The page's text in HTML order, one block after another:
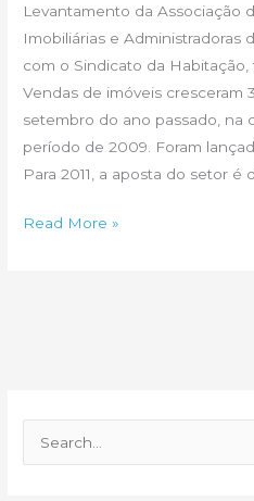
Levantamento da Associação
Imobiliárias e Administradoras
com o Sindicato da Habitação,
Vendas de imóveis cresceram
setembro do ano passado, na
período de 2009. Foram
Para 2011, a aposta do setor é
Grande
em
2010
Read More »
e